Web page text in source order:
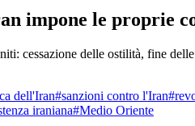
impone le proprie
cessazione delle ostilità, fine
dell'Iran#sanzioni contro l'Iran#
iraniana#Medio Oriente